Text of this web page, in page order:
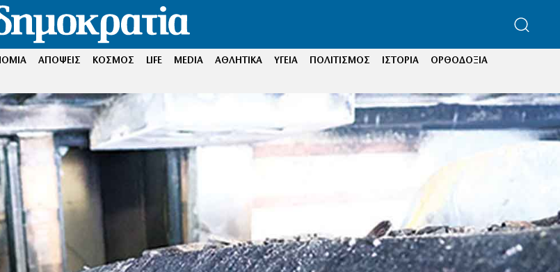
ΑΠΟΨΕΙΣ ΚΟΣΜΟΣ LIFE MEDIA ΑΘΛΗΤΙΚΑ ΥΓΕΙΑ ΠΟΛΙΤΙΣΜΟΣ ΙΣΤΟΡΙΑ
ΟΡΘΟΔΟΞΙΑ